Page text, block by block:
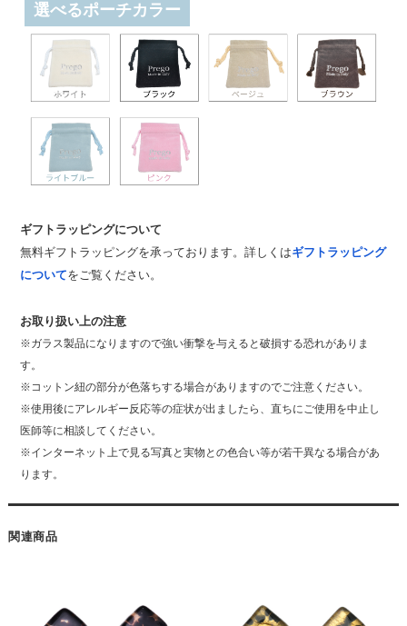
選べるポーチカラー
ギフトラッピングについて
無料ギフトラッピングを承っております。詳しくはギフトラッピング
についてをご覧ください。
お取り扱い上の注意
※ガラス製品になりますので強い衝撃を与えると破損する恐れがありま
す。
※コットン紐の部分が色落ちする場合がありますのでご注意ください。
※使用後にアレルギー反応等の症状が出ましたら、直ちにご使用を中止し
医師等に相談してください。
※インターネット上で見る写真と実物との色合い等が若干異なる場合があ
ります。
関連商品